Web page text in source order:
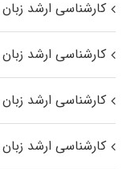
کارشناسی ارشد زبان
کارشناسی ارشد
کارشناسی ارشد
کارشناسی ارشد زبان